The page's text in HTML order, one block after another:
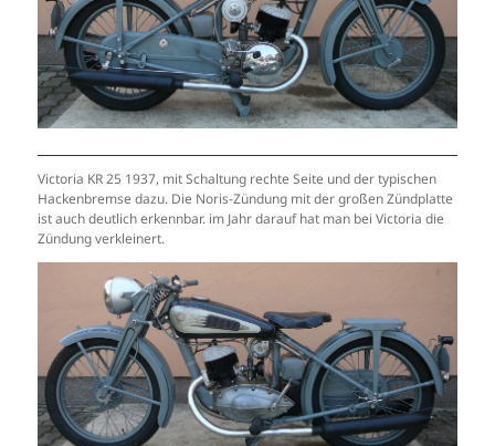
Victoria KR 25 1937, mit Schaltung rechte Seite und der typischen
Hackenbremse dazu. Die Noris-Zündung mit der großen Zündplatte
ist auch deutlich erkennbar. im Jahr darauf hat man bei Victoria die
Zündung verkleinert.